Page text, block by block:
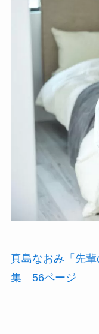
真島なおみ「先
集 56ページ